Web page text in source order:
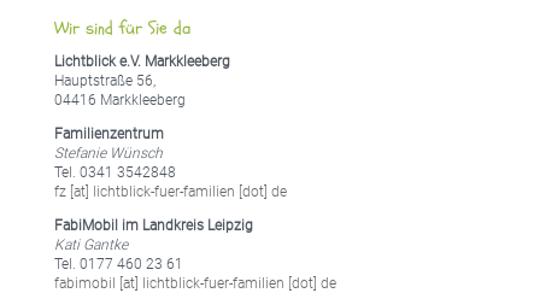
Wir sind für Sie da
Lichtblick e.V. Markkleeberg
Hauptstraße 56,
04416 Markkleeberg
Familienzentrum
Stefanie Wünsch
Tel. 0341 3542848
fz [at] lichtblick-fuer-familien [dot] de
FabiMobil im Landkreis Leipzig
Kati Gantke
Tel. 0177 460 23 61
fabimobil [at] lichtblick-fuer-familien [dot] de